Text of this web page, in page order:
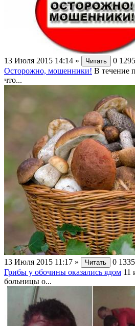
13 Июля 2015 14:14 » Читать 0 1295
Осторожно, мошенники! В течение
что...
13 Июля 2015 11:17 » Читать 0 1335
Грибы у обочины оказались ядом 11
больницы о...